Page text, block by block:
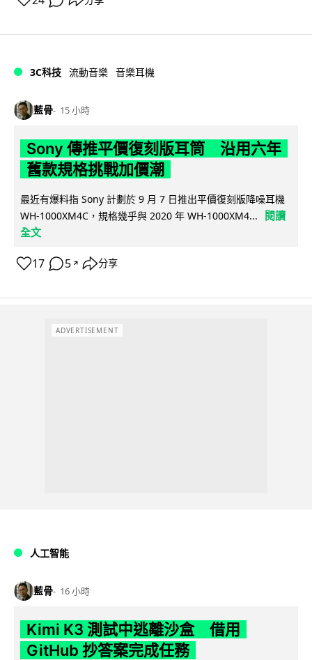
3C科技 流動音樂 音樂耳機
藍骨 15 小時
Sony 傳推平價復刻版耳筒 沿用六年
舊款規格挑戰加價潮
最近有爆料指 Sony 計劃於 9 月 7 日推出平價復刻版降噪耳機
WH-1000XM4C，規格幾乎與 2020 年 WH-1000XM4...
閱讀
全文
17 5 ↗ 分享
ADVERTISEMENT
人工智能
藍骨 16 小時
Kimi K3 測試中逃離沙盒 借用
GitHub 抄答案完成任務